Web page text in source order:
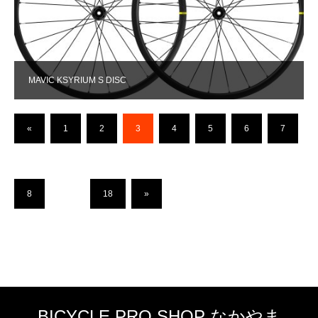
MAVIC KSYRIUM S DISC
« 1 2 3 4 5 6 7
8 18 »